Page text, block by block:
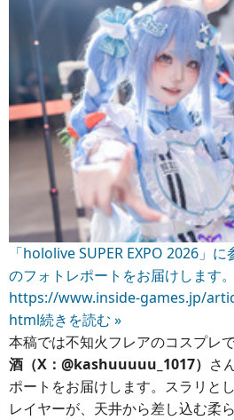
「hololive SUPER EXPO 2026」
のフォトレポートをお届けします。
https://www.inside-games.jp/
html続きを読む »
本稿では不知火フレアのコスプレ
酒（X：@kashuuuuu_1017） さ
ポートをお届けします。スラリと
レイヤーが、天井から差し込む柔